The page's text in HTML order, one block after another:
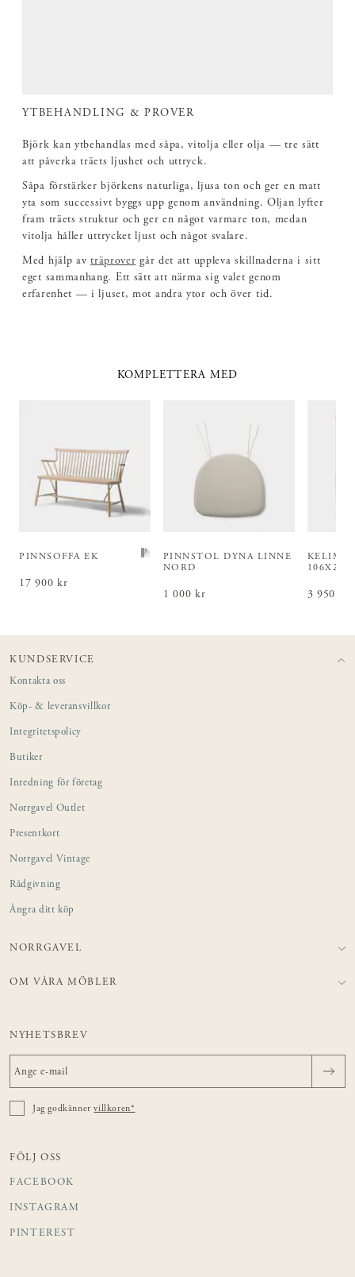
YTBEHANDLING & PROVER
Björk kan ytbehandlas med såpa, vitolja eller olja — tre sätt
att påverka träets ljushet och uttryck.
Såpa förstärker björkens naturliga, ljusa ton och ger en matt
yta som successivt byggs upp genom användning. Oljan lyfter
fram träets struktur och ger en något varmare ton, medan
vitolja håller uttrycket ljust och något svalare.
Med hjälp avträprover går det att uppleva skillnaderna i sitt
eget sammanhang. Ett sätt att närma sig valet genom
erfarenhet — i ljuset, mot andra ytor och över tid.
KOMPLETTERA MED
PINNSOFFA EK
Pris:17 900 kr
17 900 kr
PINNSTOL DYNA LINNE
NORD
Pris:1 000 kr
1 000 kr
KELIM
106X203
Pris:3
3 950 kr
KUNDSERVICE
Kontakta oss
Köp- & leveransvillkor
Integritetspolicy
Butiker
Inredning för företag
Norrgavel Outlet
Presentkort
Norrgavel Vintage
Rådgivning
Ångra ditt köp
NORRGAVEL
OM VÅRA MÖBLER
NYHETSBREV
Jag godkännervillkoren*
FÖLJ OSS
FACEBOOK
INSTAGRAM
PINTEREST